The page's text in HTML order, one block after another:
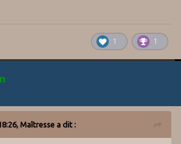
1 1
Maîtresse a dit :